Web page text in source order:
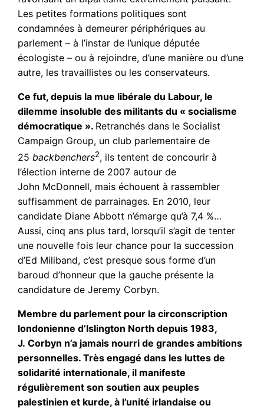
Les petites formations politiques sont
condamnées à demeurer périphériques au
parlement – à l’instar de l’unique députée
écologiste – ou à rejoindre, d’une manière ou d’une
autre, les travaillistes ou les conservateurs.
Ce fut, depuis la mue libérale du Labour, le
dilemme insoluble des militants du « socialisme
démocratique ». Retranchés dans le Socialist
Campaign Group, un club parlementaire de
25backbenchers2, ils tentent de concourir à
l’élection interne de 2007 autour de
John McDonnell, mais échouent à rassembler
suffisamment de parrainages. En 2010, leur
candidate Diane Abbott n’émarge qu’à 7,4 %…
Aussi, cinq ans plus tard, lorsqu’il s’agit de tenter
une nouvelle fois leur chance pour la succession
d’Ed Miliband, c’est presque sous forme d’un
baroud d’honneur que la gauche présente la
candidature de Jeremy Corbyn.
Membre du parlement pour la circonscription
londonienne d’Islington North depuis 1983,
J. Corbyn n’a jamais nourri de grandes ambitions
personnelles. Très engagé dans les luttes de
solidarité internationale, il manifeste
régulièrement son soutien aux peuples
palestinien et kurde, à l’unité irlandaise ou